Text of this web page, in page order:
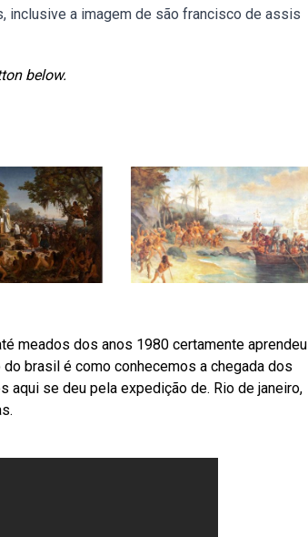
inclusive a imagem de são francisco de assis
below.
meados dos anos 1980 certamente aprendeu
brasil é como conhecemos a chegada dos
se deu pela expedição de. Rio de janeiro,